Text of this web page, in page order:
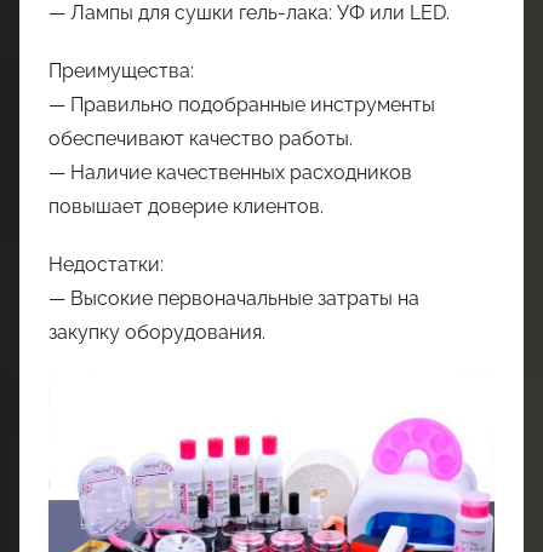
— Лампы для сушки гель-лака: УФ или LED.
Преимущества:
— Правильно подобранные инструменты
обеспечивают качество работы.
— Наличие качественных расходников
повышает доверие клиентов.
Недостатки:
— Высокие первоначальные затраты на
закупку оборудования.